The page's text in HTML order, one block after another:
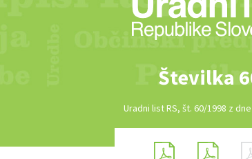
Številka
Uradni list RS, št. 60/1998 z dne